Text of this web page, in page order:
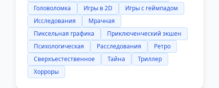
Головоломка
Игры в 2D
Игры с геймпадом
Исследования
Мрачная
Пиксельная графика
Приключенческий экшен
Психологическая
Расследования
Ретро
Сверхъестественное
Тайна
Триллер
Хорроры